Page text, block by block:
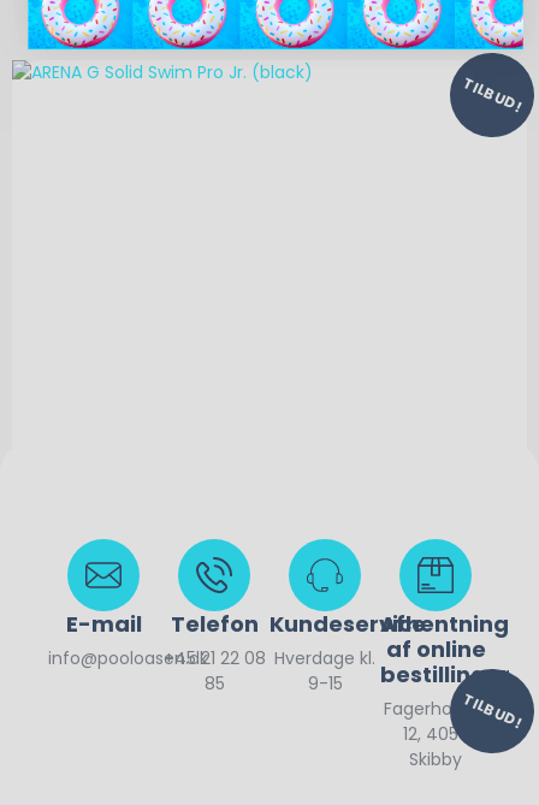
TILBUD!
299,00kr. 210,00kr.
TILBUD!
E-mail
info@pooloasen.dk
Telefon
+45 21 22 08
85
Kundeservice
Hverdage kl.
9-15
Afhentning
af online
bestillinger
Fagerholtvej
12, 4050
Skibby